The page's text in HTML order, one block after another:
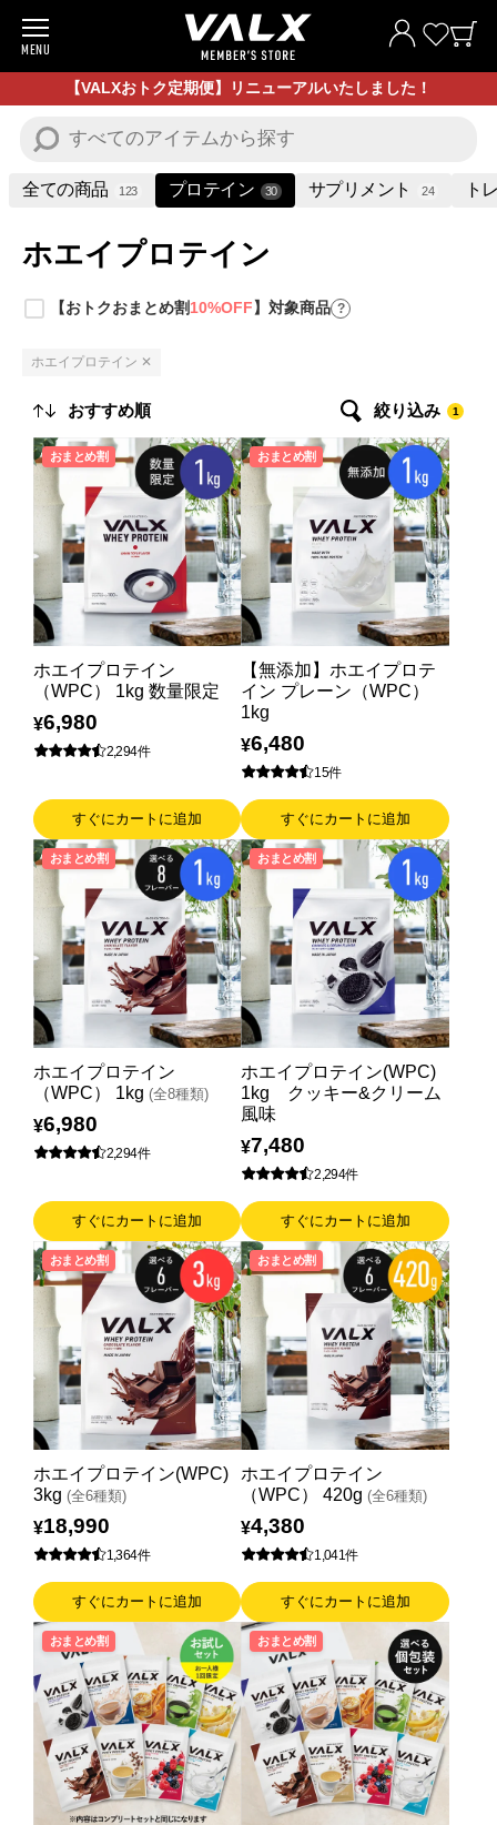
MENU
商品一覧
お試し商品
プロテイン
全ての商品
VALXについて
VALXについて
おトクおまとめ割
おトク定期便
はじめての方へ
お客様リアルレビュー
お客様サポート
お知らせ一覧
ご利用ガイド
成分・アレルギー情報
お問い合わせ
Special contents
コミュニティサイト
筋トレ大学PRO
POWER OF HUMAN
コラム
ドン・キホーテ x VALX
ドラッグストア x VALX
VALX GYM
各種ポリシー
利用規約
プライバシーポリシー
特定商取引法に基づく表記
ふるさと納税
ANA
【VALXおトク定期便】リニューアルいたしました！
全ての商品 123 プロテイン 30 サプリメント 24 ト
ホエイプロテイン
【おトクおまとめ割10%OFF】対象商品 ?
ホエイプロテイン ✕
絞り込み 1
おまとめ割
ホエイプロテイン
（WPC） 1kg 数量限定
¥6,980
2,294件
すぐにカートに追加
おまとめ割
【無添加】ホエイプロテ
イン プレーン（WPC）
1kg
¥6,480
15件
すぐにカートに追加
おまとめ割
ホエイプロテイン
（WPC） 1kg (全8種類)
¥6,980
2,294件
すぐにカートに追加
おまとめ割
ホエイプロテイン(WPC)
1kg クッキー&クリーム
風味
¥7,480
2,294件
すぐにカートに追加
おまとめ割
ホエイプロテイン(WPC)
3kg (全6種類)
¥18,990
1,364件
すぐにカートに追加
おまとめ割
ホエイプロテイン
（WPC） 420g(全6種類)
¥4,380
1,041件
すぐにカートに追加
おまとめ割 おまとめ割